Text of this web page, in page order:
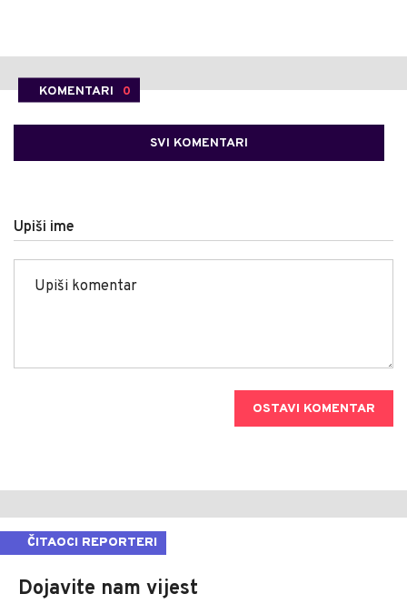
KOMENTARI 0
SVI KOMENTARI
Upiši ime
OSTAVI KOMENTAR
ČITAOCI REPORTERI
Dojavite nam vijest